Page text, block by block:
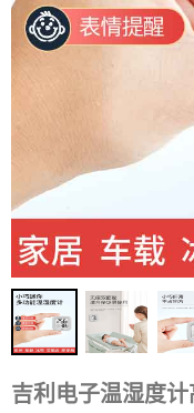
吉利电子温湿度